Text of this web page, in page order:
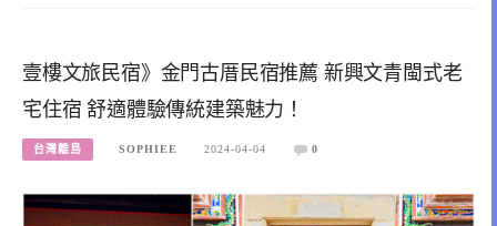
壹樓文旅民宿》金門古厝民宿推薦 新興文青閩式老
宅住宿 舒適體驗傳統建築魅力！
台灣離島 SOPHIEE 2024-04-04 0